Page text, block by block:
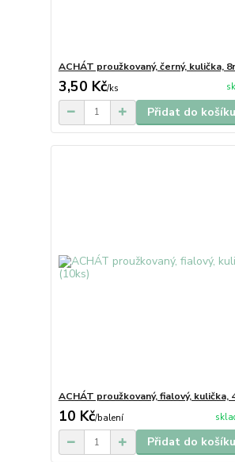
ACHÁT proužkovaný, černý, kulička,
3,50 Kč/ks
Přidat do košíku
ACHÁT proužkovaný, fialový, kulička,
10 Kč/balení
Přidat do košíku